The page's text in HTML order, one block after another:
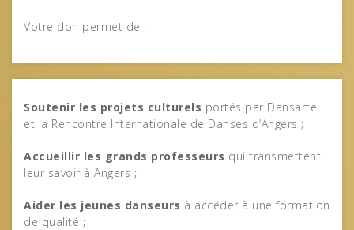
Votre don permet de :
Soutenir les projets culturels portés par Dansarte
et la Rencontre Internationale de Danses d’Angers ;
Accueillir les grands professeurs qui transmettent
leur savoir à Angers ;
Aider les jeunes danseurs à accéder à une formation
de qualité ;